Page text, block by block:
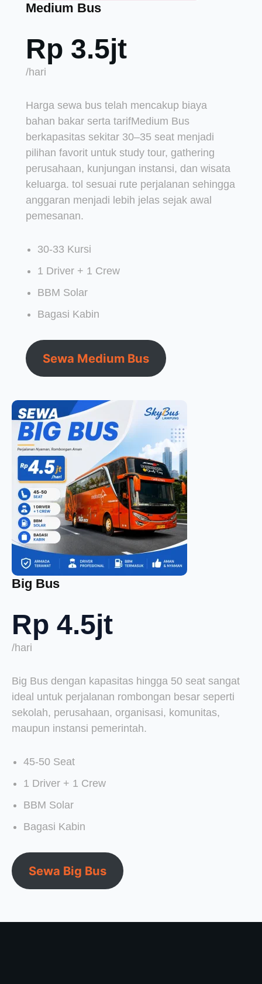
Medium Bus
Rp 3.5jt
/hari
Harga sewa bus telah mencakup biaya
bahan bakar serta tarifMedium Bus
berkapasitas sekitar 30–35 seat menjadi
pilihan favorit untuk study tour, gathering
perusahaan, kunjungan instansi, dan wisata
keluarga. tol sesuai rute perjalanan sehingga
anggaran menjadi lebih jelas sejak awal
pemesanan.
30-33 Kursi
1 Driver + 1 Crew
BBM Solar
Bagasi Kabin
Sewa Medium Bus
Big Bus
Rp 4.5jt
/hari
Big Bus dengan kapasitas hingga 50 seat sangat
ideal untuk perjalanan rombongan besar seperti
sekolah, perusahaan, organisasi, komunitas,
maupun instansi pemerintah.
45-50 Seat
1 Driver + 1 Crew
BBM Solar
Bagasi Kabin
Sewa Big Bus